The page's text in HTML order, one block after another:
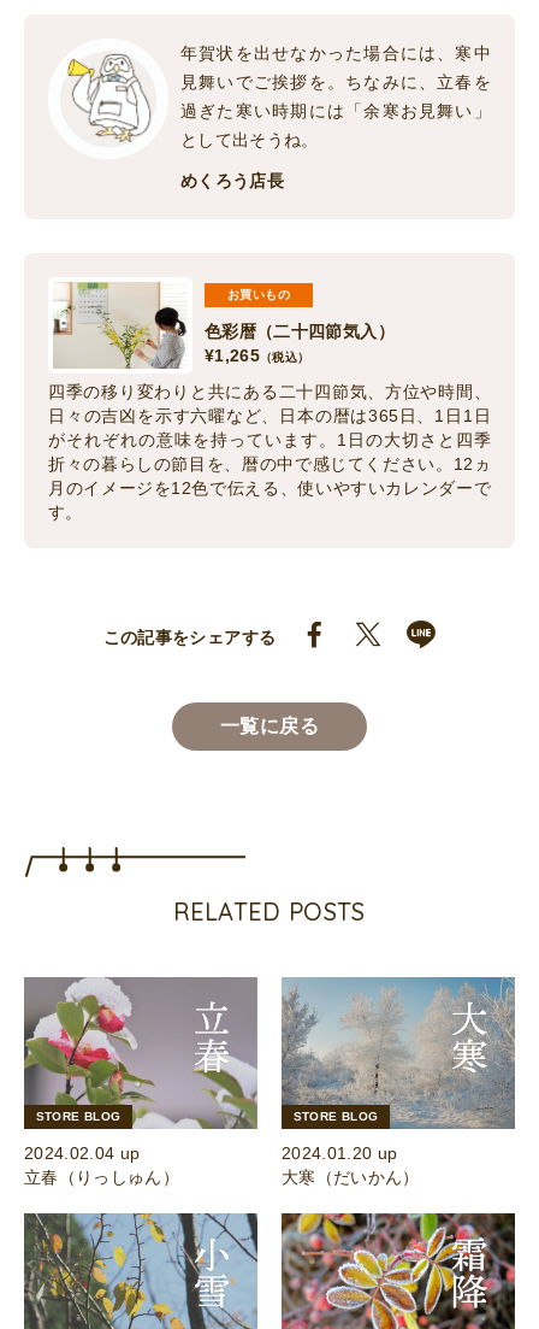
年賀状を出せなかった場合には、寒中
見舞いでご挨拶を。ちなみに、立春を
過ぎた寒い時期には「余寒お見舞い」
として出そうね。
めくろう店長
お買いもの
色彩暦（二十四節気入）
¥1,265 （税込）
四季の移り変わりと共にある二十四節気、方位や時間、
日々の吉凶を示す六曜など、日本の暦は365日、1日1日
がそれぞれの意味を持っています。1日の大切さと四季
折々の暮らしの節目を、暦の中で感じてください。12ヵ
月のイメージを12色で伝える、使いやすいカレンダーで
す。
この記事をシェアする
一覧に戻る
RELATED POSTS
STORE BLOG
2024.02.04 up
立春（りっしゅん）
STORE BLOG
2024.01.20 up
大寒（だいかん）